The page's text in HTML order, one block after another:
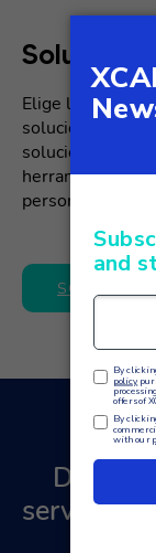
Elige la
soluciones de
soluciones,
herramientas
personalización
servicio